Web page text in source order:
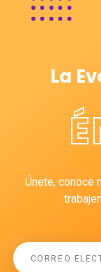
La
Únete, conoce